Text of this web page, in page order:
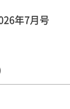
年7月号